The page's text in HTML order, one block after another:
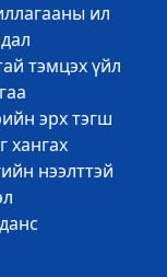
ил
тэмцэх үйл
эрх тэгш
хангах
нээлттэй